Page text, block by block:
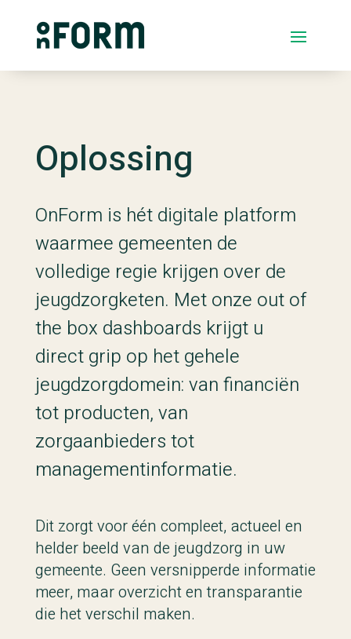
Oplossing
OnForm is hét digitale platform
waarmee gemeenten de
volledige regie krijgen over de
jeugdzorgketen. Met onze out of
the box dashboards krijgt u
direct grip op het gehele
jeugdzorgdomein: van financiën
tot producten, van
zorgaanbieders tot
managementinformatie.
Dit zorgt voor één compleet, actueel en
helder beeld van de jeugdzorg in uw
gemeente. Geen versnipperde informatie
meer, maar overzicht en transparantie
die het verschil maken.